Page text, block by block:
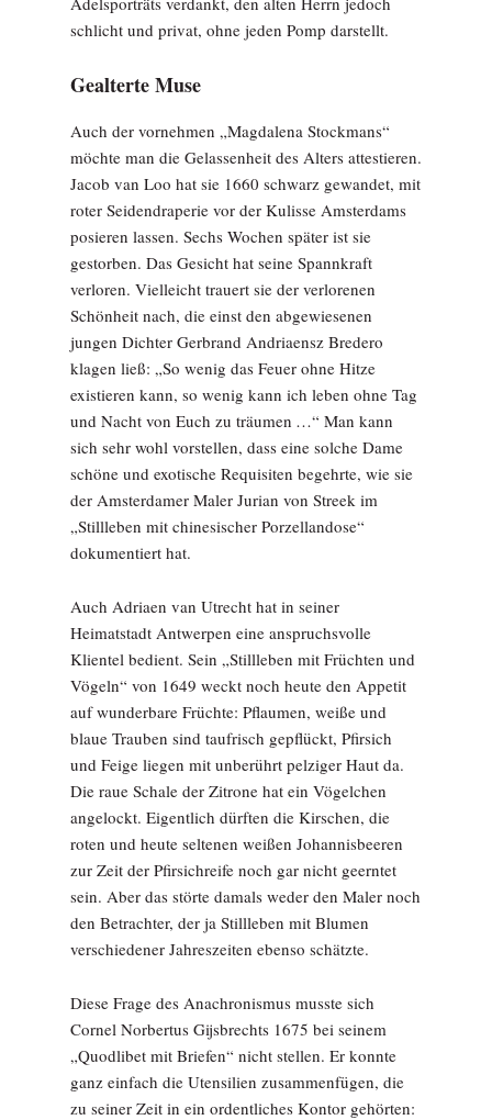
schlicht und privat, ohne jeden Pomp darstellt.
Gealterte Muse
Auch der vornehmen „Magdalena Stockmans“
möchte man die Gelassenheit des Alters attestieren.
Jacob van Loo hat sie 1660 schwarz gewandet, mit
roter Seidendraperie vor der Kulisse Amsterdams
posieren lassen. Sechs Wochen später ist sie
gestorben. Das Gesicht hat seine Spannkraft
verloren. Vielleicht trauert sie der verlorenen
Schönheit nach, die einst den abgewiesenen
jungen Dichter Gerbrand Andriaensz Bredero
klagen ließ: „So wenig das Feuer ohne Hitze
existieren kann, so wenig kann ich leben ohne Tag
und Nacht von Euch zu träumen …“ Man kann
sich sehr wohl vorstellen, dass eine solche Dame
schöne und exotische Requisiten begehrte, wie sie
der Amsterdamer Maler Jurian von Streek im
„Stillleben mit chinesischer Porzellandose“
dokumentiert hat.
Auch Adriaen van Utrecht hat in seiner
Heimatstadt Antwerpen eine anspruchsvolle
Klientel bedient. Sein „Stillleben mit Früchten und
Vögeln“ von 1649 weckt noch heute den Appetit
auf wunderbare Früchte: Pflaumen, weiße und
blaue Trauben sind taufrisch gepflückt, Pfirsich
und Feige liegen mit unberührt pelziger Haut da.
Die raue Schale der Zitrone hat ein Vögelchen
angelockt. Eigentlich dürften die Kirschen, die
roten und heute seltenen weißen Johannisbeeren
zur Zeit der Pfirsichreife noch gar nicht geerntet
sein. Aber das störte damals weder den Maler noch
den Betrachter, der ja Stillleben mit Blumen
verschiedener Jahreszeiten ebenso schätzte.
Diese Frage des Anachronismus musste sich
Cornel Norbertus Gijsbrechts 1675 bei seinem
„Quodlibet mit Briefen“ nicht stellen. Er konnte
ganz einfach die Utensilien zusammenfügen, die
zu seiner Zeit in ein ordentliches Kontor gehörten: